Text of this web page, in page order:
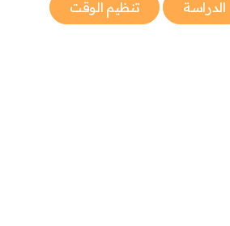
الدراسة تنظيم الوقت